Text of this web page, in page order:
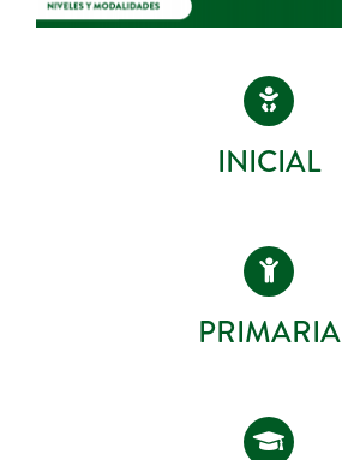
INICIAL
PRIMARIA